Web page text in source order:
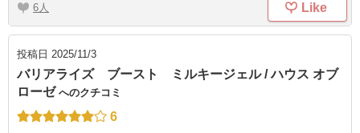
6 Like
投稿日 2025/11/3
バリアライズ ブースト ミルキージェル / ハウス オブ
ローゼ へのクチコミ
6